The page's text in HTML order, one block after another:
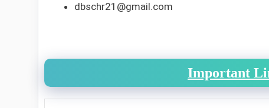
dbschr21@gmail.com
Important